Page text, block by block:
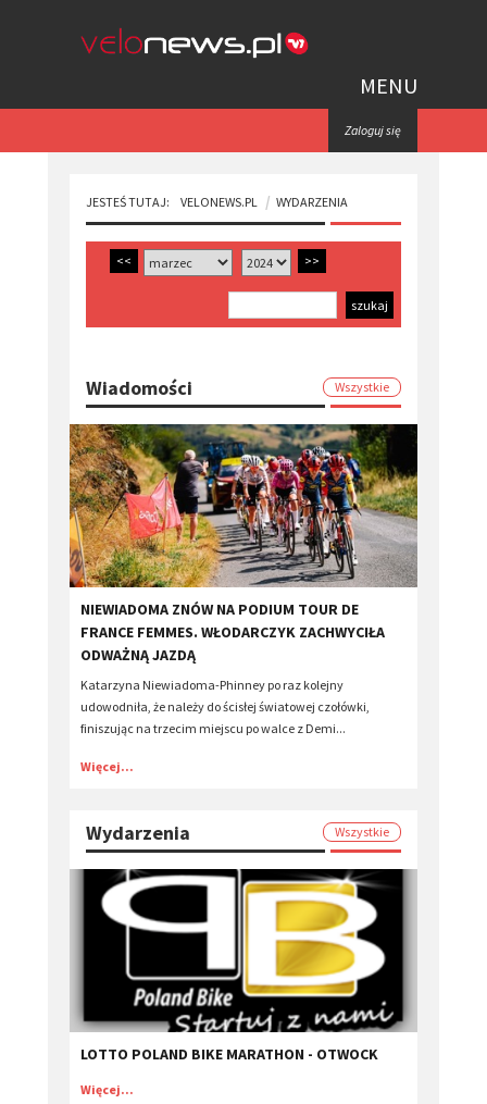
MENU
Zaloguj się
JESTEŚ TUTAJ: VELONEWS.PL WYDARZENIA
<< >>
Wiadomości Wszystkie
​NIEWIADOMA ZNÓW NA PODIUM TOUR DE
FRANCE FEMMES. WŁODARCZYK ZACHWYCIŁA
ODWAŻNĄ JAZDĄ
Katarzyna Niewiadoma-Phinney po raz kolejny
udowodniła, że należy do ścisłej światowej czołówki,
finiszując na trzecim miejscu po walce z Demi...
Więcej...
Wydarzenia Wszystkie
LOTTO POLAND BIKE MARATHON - OTWOCK
Więcej...